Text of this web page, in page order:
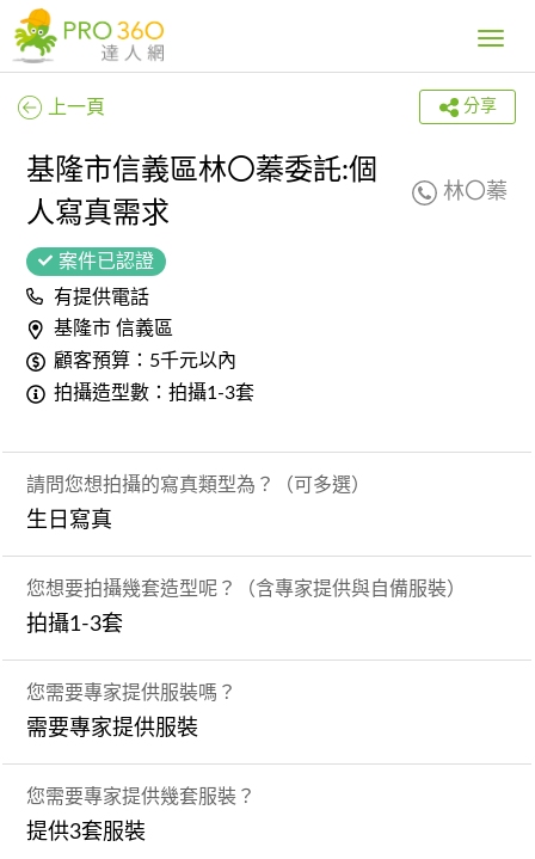
Toggle
上一頁 分享
基隆市信義區林〇蓁委託:個
人寫真需求
林〇蓁
案件已認證
有提供電話
基隆市 信義區
顧客預算：5千元以內
拍攝造型數：拍攝1-3套
請問您想拍攝的寫真類型為？（可多選）
生日寫真
您想要拍攝幾套造型呢？（含專家提供與自備服裝）
拍攝1-3套
您需要專家提供服裝嗎？
需要專家提供服裝
您需要專家提供幾套服裝？
提供3套服裝